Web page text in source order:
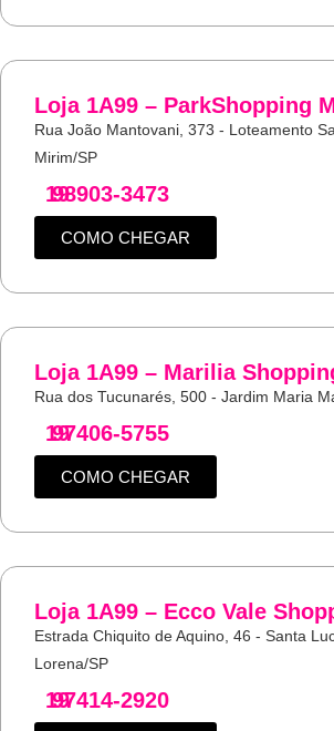
Loja 1A99 – ParkShopping
Rua João Mantovani, 373 - Loteamento
Mirim/SP
19
98903-3473
COMO CHEGAR
Loja 1A99 – Marilia
Rua dos Tucunarés, 500 - Jardim Maria
19
97406-5755
COMO CHEGAR
Loja 1A99 – Ecco Vale
Estrada Chiquito de Aquino, 46 - Santa
Lorena/SP
19
97414-2920